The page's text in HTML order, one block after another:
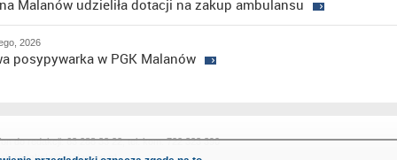
Malanów udzieliła dotacji na zakup ambulansu
2026
posypywarka w PGK Malanów
do redakcji: 63 288 33 22, tel. kom. 722 323 390
redakcja@malanow.pl